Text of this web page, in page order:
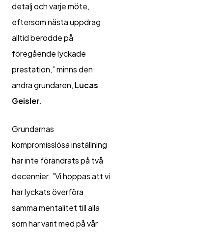
detalj och varje möte,
eftersom nästa uppdrag
alltid berodde på
föregående lyckade
prestation,” minns den
andra grundaren, Lucas
Geisler.
Grundarnas
kompromisslösa inställning
har inte förändrats på två
decennier. ”Vi hoppas att vi
har lyckats överföra
samma mentalitet till alla
som har varit med på vår